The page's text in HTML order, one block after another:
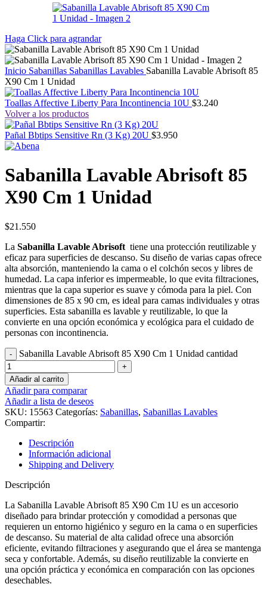
Haga Click para agrandar
Inicio Sabanillas Sabanillas Lavables Sabanilla Lavable Abrisoft 85
X90 Cm 1 Unidad
Toallas Affective Liberty Para Incontinencia 10U $3.240
Volver a los productos
Pañal Bbtips Sensitive Rn (3 Kg) 20U $3.950
Sabanilla Lavable Abrisoft 85
X90 Cm 1 Unidad
$21.550
La Sabanilla Lavable Abrisoft tiene una protección reutilizable y
eficaz para superficies de descanso. Su diseño de varias capas ofrece
alta absorción, manteniendo la cama o el colchón secos y libres de
humedad. La capa inferior es impermeable, lo que evita filtraciones,
mientras que la capa superior es suave y cómoda para la piel. Con
dimensiones de 85 x 90 cm, es ideal para camas individuales y otras
superficies. Esta sabanilla es lavable y reutilizable, lo que la
convierte en una opción económica y ecológica para el cuidado de
personas con incontinencia.
Sabanilla Lavable Abrisoft 85 X90 Cm 1 Unidad cantidad
Añadir al carrito
Añadir para comparar
Añadir a lista de deseos
SKU: 15563 Categorías: Sabanillas, Sabanillas Lavables
Compartir:
Descripción
Información adicional
Shipping and Delivery
Descripción
La Sabanilla Lavable Abrisoft 85 X90 Cm 1U es un accesorio
diseñado para brindar protección y comodidad a personas que
requieren un entorno higiénico y seguro en la cama o en superficies
de descanso. Su material de alta calidad ofrece una absorción
eficiente, evitando filtraciones y asegurando que el área se mantenga
seca y confortable. Además, su diseño reutilizable la convierte en
una opción práctica y económica en comparación con las opciones
desechables.